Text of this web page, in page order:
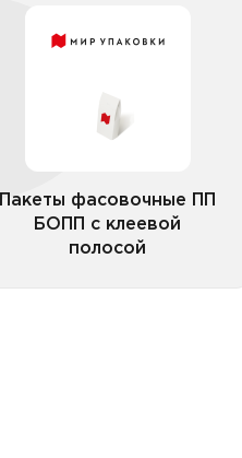
Пакеты фасовочные ПП
БОПП с клеевой
полосой
БОПП с клеевой
Все категории